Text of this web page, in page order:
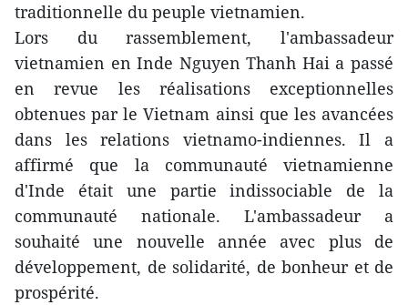
traditionnelle du peuple vietnamien.
Lors du rassemblement, l'ambassadeur
vietnamien en Inde Nguyen Thanh Hai a passé
en revue les réalisations exceptionnelles
obtenues par le Vietnam ainsi que les avancées
dans les relations vietnamo-indiennes. Il a
affirmé que la communauté vietnamienne
d'Inde était une partie indissociable de la
communauté nationale. L'ambassadeur a
souhaité une nouvelle année avec plus de
développement, de solidarité, de bonheur et de
prospérité.